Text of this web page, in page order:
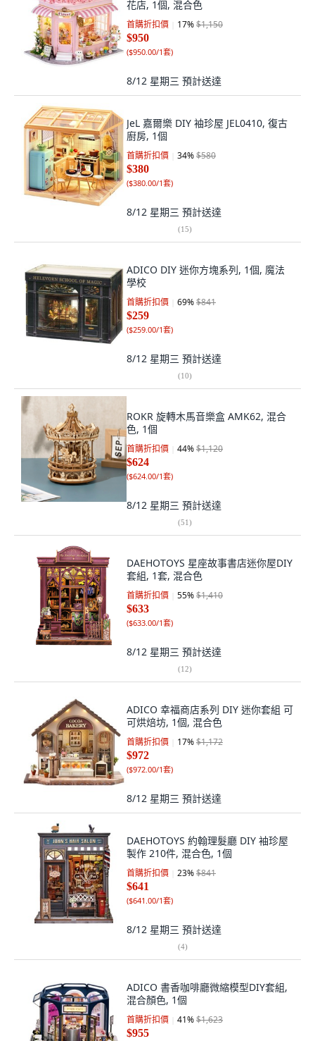
花店, 1個, 混合色
首購折扣價 17%$1,150
$950
($950.00/1套)
8/12 星期三 預計送達
JeL 嘉爾樂 DIY 袖珍屋 JEL0410, 復古
廚房, 1個
首購折扣價 34%$580
$380
($380.00/1套)
8/12 星期三 預計送達
(15)
ADICO DIY 迷你方塊系列, 1個, 魔法
學校
首購折扣價 69%$841
$259
($259.00/1套)
8/12 星期三 預計送達
(10)
ROKR 旋轉木馬音樂盒 AMK62, 混合
色, 1個
首購折扣價 44%$1,120
$624
($624.00/1套)
8/12 星期三 預計送達
(51)
DAEHOTOYS 星座故事書店迷你屋DIY
套組, 1套, 混合色
首購折扣價 55%$1,410
$633
($633.00/1套)
8/12 星期三 預計送達
(12)
ADICO 幸福商店系列 DIY 迷你套組 可
可烘焙坊, 1個, 混合色
首購折扣價 17%$1,172
$972
($972.00/1套)
8/12 星期三 預計送達
DAEHOTOYS 約翰理髮廳 DIY 袖珍屋
製作 210件, 混合色, 1個
首購折扣價 23%$841
$641
($641.00/1套)
8/12 星期三 預計送達
(4)
ADICO 書香咖啡廳微縮模型DIY套組,
混合顏色, 1個
首購折扣價 41%$1,623
$955